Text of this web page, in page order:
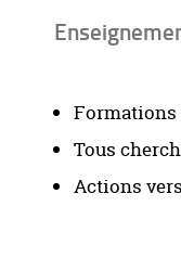
Tous
Actions